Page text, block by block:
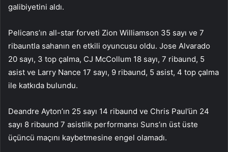
galibiyetini aldı.
Pelicans’ın all-star forveti Zion Williamson 35 sayı ve 7
ribauntla sahanın en etkili oyuncusu oldu. Jose Alvarado
20 sayı, 3 top çalma, CJ McCollum 18 sayı, 7 ribaund, 5
asist ve Larry Nance 17 sayı, 9 ribaund, 5 asist, 4 top çalma
ile katkıda bulundu.
Deandre Ayton’ın 25 sayı 14 ribaund ve Chris Paul’ün 24
sayı 8 ribaund 7 asistlik performansı Suns’ın üst üste
üçüncü maçını kaybetmesine engel olamadı.